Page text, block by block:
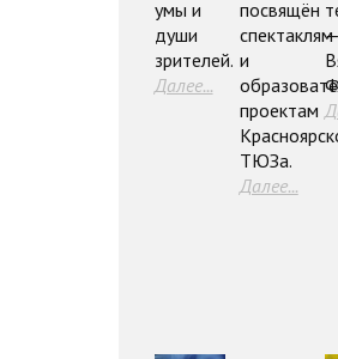
умы и
души
зрителей.
Далее...
посвящён
спектаклям
и
проектам
ТЮЗа.
Далее...
—